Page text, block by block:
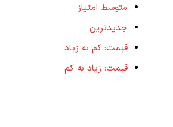
متوسط امتیاز
جدیدترین
قیمت: کم به زیاد
قیمت: زیاد به کم